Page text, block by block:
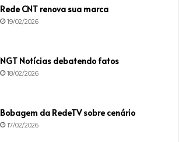
Rede CNT renova sua marca
19/02/2026
NGT Notícias debatendo fatos
18/02/2026
Bobagem da RedeTV sobre cenário
17/02/2026